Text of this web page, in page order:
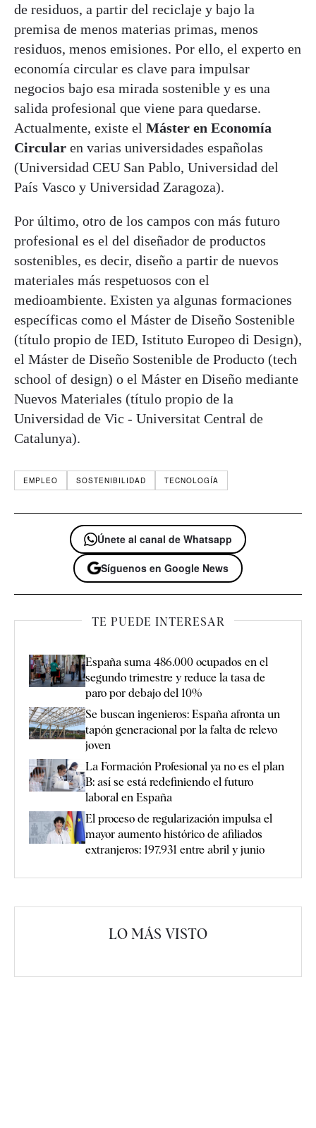
de residuos, a partir del reciclaje y bajo la
premisa de menos materias primas, menos
residuos, menos emisiones. Por ello, el experto en
economía circular es clave para impulsar
negocios bajo esa mirada sostenible y es una
salida profesional que viene para quedarse.
Actualmente, existe el Máster en Economía
Circular en varias universidades españolas
(Universidad CEU San Pablo, Universidad del
País Vasco y Universidad Zaragoza).
Por último, otro de los campos con más futuro
profesional es el del diseñador de productos
sostenibles, es decir, diseño a partir de nuevos
materiales más respetuosos con el
medioambiente. Existen ya algunas formaciones
específicas como el Máster de Diseño Sostenible
(título propio de IED, Istituto Europeo di Design),
el Máster de Diseño Sostenible de Producto (tech
school of design) o el Máster en Diseño mediante
Nuevos Materiales (título propio de la
Universidad de Vic - Universitat Central de
Catalunya).
EMPLEO SOSTENIBILIDAD TECNOLOGÍA
Únete al canal de Whatsapp
Síguenos en Google News
TE PUEDE INTERESAR
España suma 486.000 ocupados en el
segundo trimestre y reduce la tasa de
paro por debajo del 10%
Se buscan ingenieros: España afronta un
tapón generacional por la falta de relevo
joven
La Formación Profesional ya no es el plan
B: así se está redefiniendo el futuro
laboral en España
El proceso de regularización impulsa el
mayor aumento histórico de afiliados
extranjeros: 197.931 entre abril y junio
LO MÁS VISTO